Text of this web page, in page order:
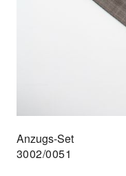
Anzugs-Set
3002/0051